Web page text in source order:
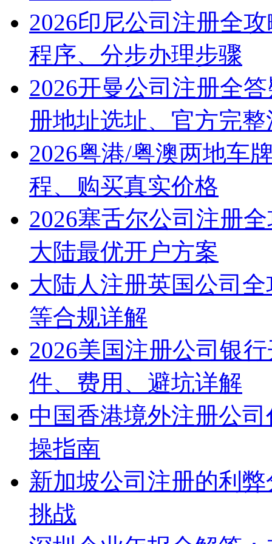
2026印尼公司注册全
程序、分步办理步骤
2026开曼公司注册全
册地址选址、官方完
2026粤港/粤澳两地车
程、购买真实价格
2026塞舌尔公司注册
大陆最优开户方案
大陆人注册英国公司
等合规详解
2026美国注册公司银
件、费用、避坑详解
中国香港境外注册公
操指南
新加坡公司注册的利
挑战